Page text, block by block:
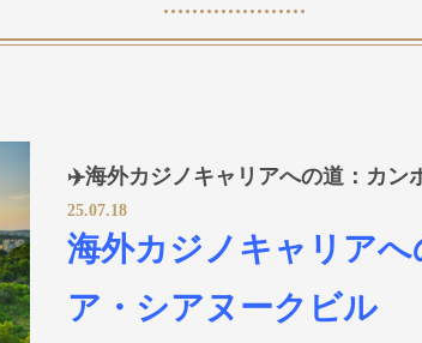
✈️海外カジノキャリアへの道：カン
25.07.18
海外カジノキャリア
ア・シアヌークビル